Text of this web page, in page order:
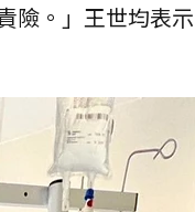
險。」王世均表